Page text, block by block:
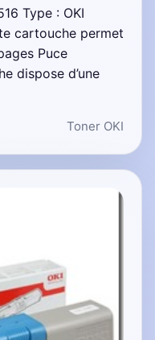
Type : OKI
cartouche permet
Puce
dispose d’une
Toner OKI